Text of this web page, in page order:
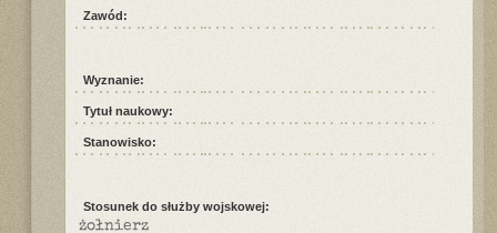
Zawód:
Wyznanie:
Tytuł naukowy:
Stanowisko:
Stosunek do służby wojskowej:
żołnierz